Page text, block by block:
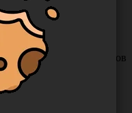
0 отзывов
женский СН/FR12
Нидерланды (Apexmed